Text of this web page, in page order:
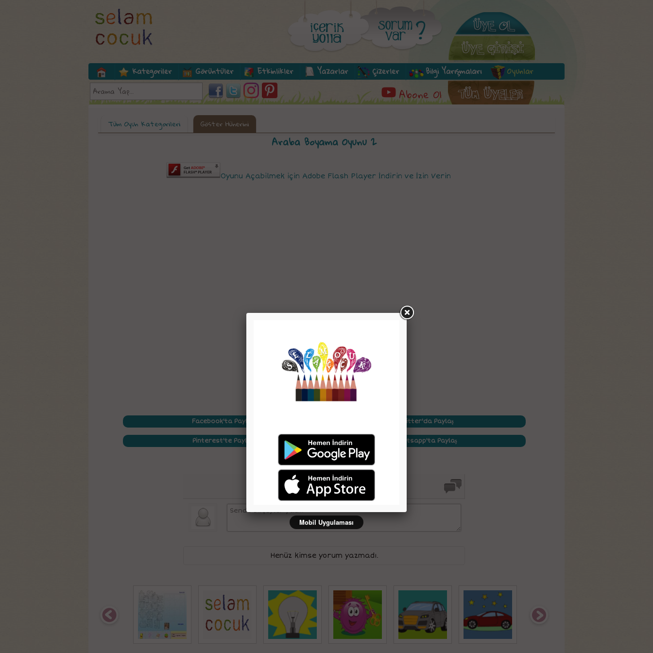
Kategoriler Görüntüler Etkinlikler Yazarlar Çizerler Bilgi Yarışmaları Oyunlar
Abone Ol
Tüm Oyun Kategorileri Göster Hünerini
Araba Boyama Oyunu 2
Oyunu Açabilmek için Adobe Flash Player İndirin ve İzin Verin
Facebook'ta Paylaş Twitter'da Paylaş
Pinterest'te Paylaş Whatsapp'ta Paylaş
Yorumlar
Henüz kimse yorum yazmadı.
Mobil Uygulaması